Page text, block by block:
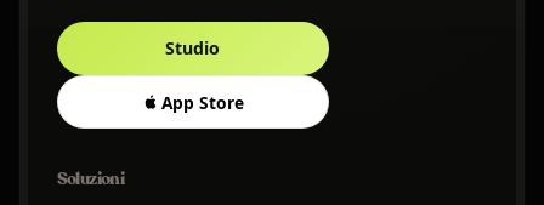
Studio
App Store
Soluzioni